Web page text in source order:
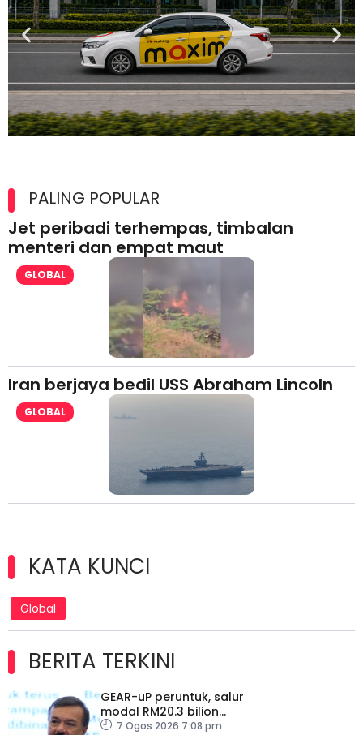
lesen separuh pertama 2026
PALING POPULAR
Jet peribadi terhempas, timbalan
menteri dan empat maut
GLOBAL
Iran berjaya bedil USS Abraham Lincoln
GLOBAL
KATA KUNCI
Global
BERITA TERKINI
GEAR-uP peruntuk, salur
modal RM20.3 bilion
dalam ekonomi domestik
7 Ogos 2026 7:08 pm